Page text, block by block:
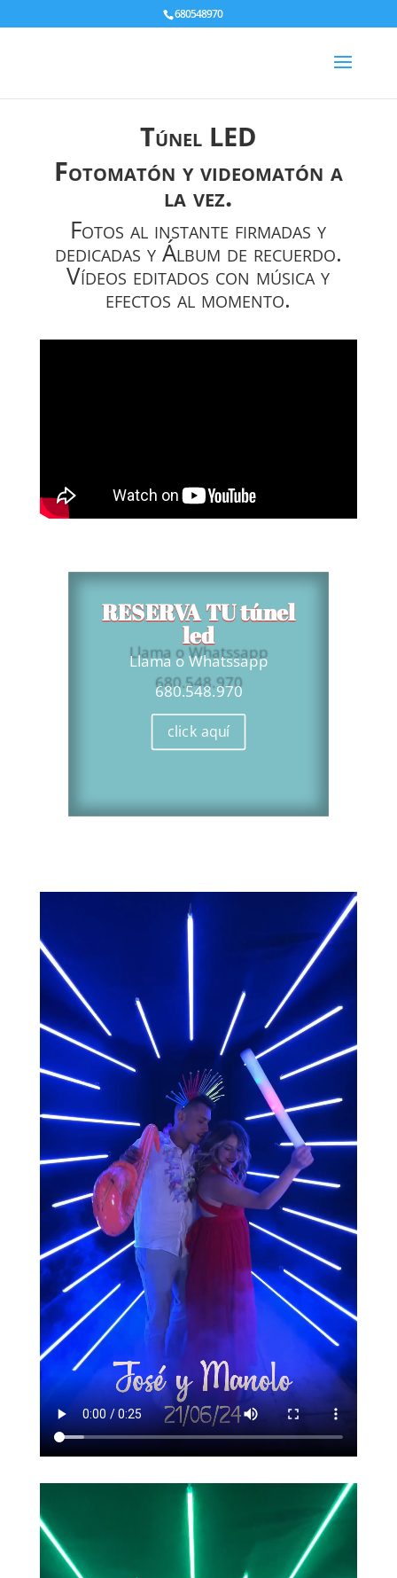
680548970
Túnel LED
Fotomatón y videomatón a
la vez.
Fotos al instante firmadas y
dedicadas y Álbum de recuerdo.
Vídeos editados con música y
efectos al momento.
RESERVA TU túnel
led
Llama o Whatssapp
680.548.970
click aquí